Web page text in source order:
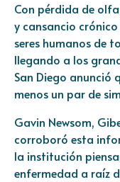
Con pérdida de
y cansancio
seres humanos de
llegando a los
San Diego anunció
menos un par de
Gavin Newsom,
corroboró esta
la institución
enfermedad a raíz